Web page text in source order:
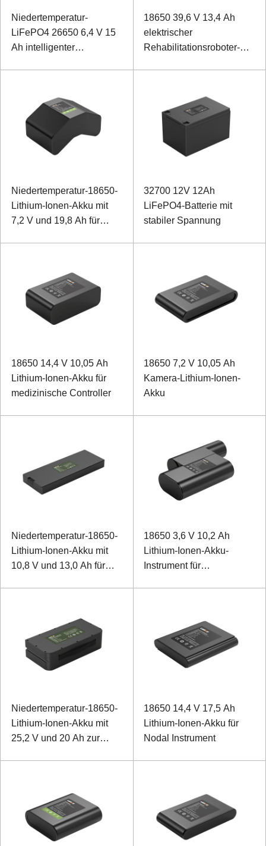
Niedertemperatur-
LiFePO4 26650 6,4 V 15
Ah intelligenter
18650 39,6 V 13,4 Ah
elektrischer
Rehabilitationsroboter-
Niedertemperatur-18650-
Lithium-Ionen-Akku mit
7,2 V und 19,8 Ah für
32700 12V 12Ah
LiFePO4-Batterie mit
stabiler Spannung
18650 14,4 V 10,05 Ah
Lithium-Ionen-Akku für
medizinische Controller
18650 7,2 V 10,05 Ah
Kamera-Lithium-Ionen-
Akku
Niedertemperatur-18650-
Lithium-Ionen-Akku mit
10,8 V und 13,0 Ah für
18650 3,6 V 10,2 Ah
Lithium-Ionen-Akku-
Instrument für
Niedertemperatur-18650-
Lithium-Ionen-Akku mit
25,2 V und 20 Ah zur
18650 14,4 V 17,5 Ah
Lithium-Ionen-Akku für
Nodal Instrument